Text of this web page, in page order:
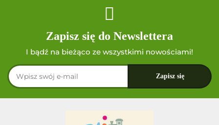
Zapisz się do Newslettera
I bądź na bieżąco ze wszystkimi nowościami!